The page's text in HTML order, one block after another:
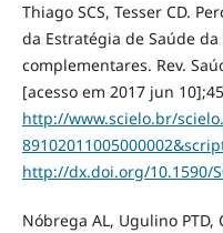
Thiago SCS, Tesser CD.
da Estratégia de Saúde
complementares. Rev.
[acesso em 2017 jun
http://www.scielo.br/
http://dx.doi.org/10.1590/
Nóbrega AL, Ugulino PTD,